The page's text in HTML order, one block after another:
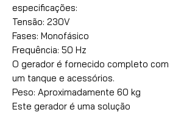
especificações:
Tensão: 230V
Fases: Monofásico
Frequência: 50 Hz
O gerador é fornecido completo com
um tanque e acessórios.
Peso: Aproximadamente 60 kg
Este gerador é uma solução